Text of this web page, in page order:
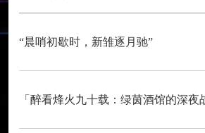
“晨哨初歇时，新雏逐月驰”
「醉看烽火九十载：绿茵酒馆的深夜